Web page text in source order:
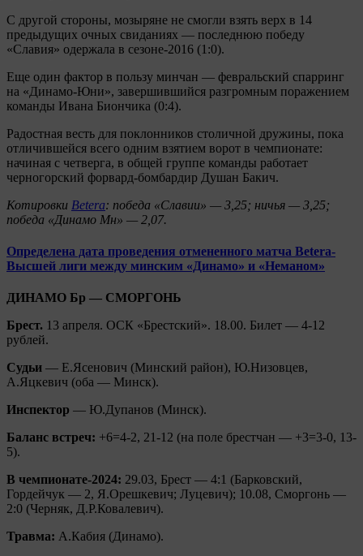
С другой стороны, мозыряне не смогли взять верх в 14
предыдущих очных свиданиях — последнюю победу
«Славия» одержала в сезоне-2016 (1:0).
Еще один фактор в пользу минчан — февральский спарринг
на «Динамо-Юни», завершившийся разгромным поражением
команды Ивана Биончика (0:4).
Радостная весть для поклонников столичной дружины, пока
отличившейся всего одним взятием ворот в чемпионате:
начиная с четверга, в общей группе команды работает
черногорский форвард-бомбардир Душан Бакич.
Котировки Betera: победа «Славии» — 3,25; ничья — 3,25;
победа «Динамо Мн» — 2,07.
Определена дата проведения отмененного матча Betera-
Высшей лиги между минским «Динамо» и «Неманом»
ДИНАМО Бр — СМОРГОНЬ
Брест. 13 апреля. ОСК «Брестский». 18.00. Билет — 4-12
рублей.
Судьи — Е.Ясенович (Минский район), Ю.Низовцев,
А.Яцкевич (оба — Минск).
Инспектор — Ю.Дупанов (Минск).
Баланс встреч: +6=4-2, 21-12 (на поле брестчан — +3=3-0, 13-
5).
В чемпионате-2024: 29.03, Брест — 4:1 (Барковский,
Гордейчук — 2, Я.Орешкевич; Луцевич); 10.08, Сморгонь —
2:0 (Черняк, Д.Р.Ковалевич).
Травма: А.Кабия (Динамо).